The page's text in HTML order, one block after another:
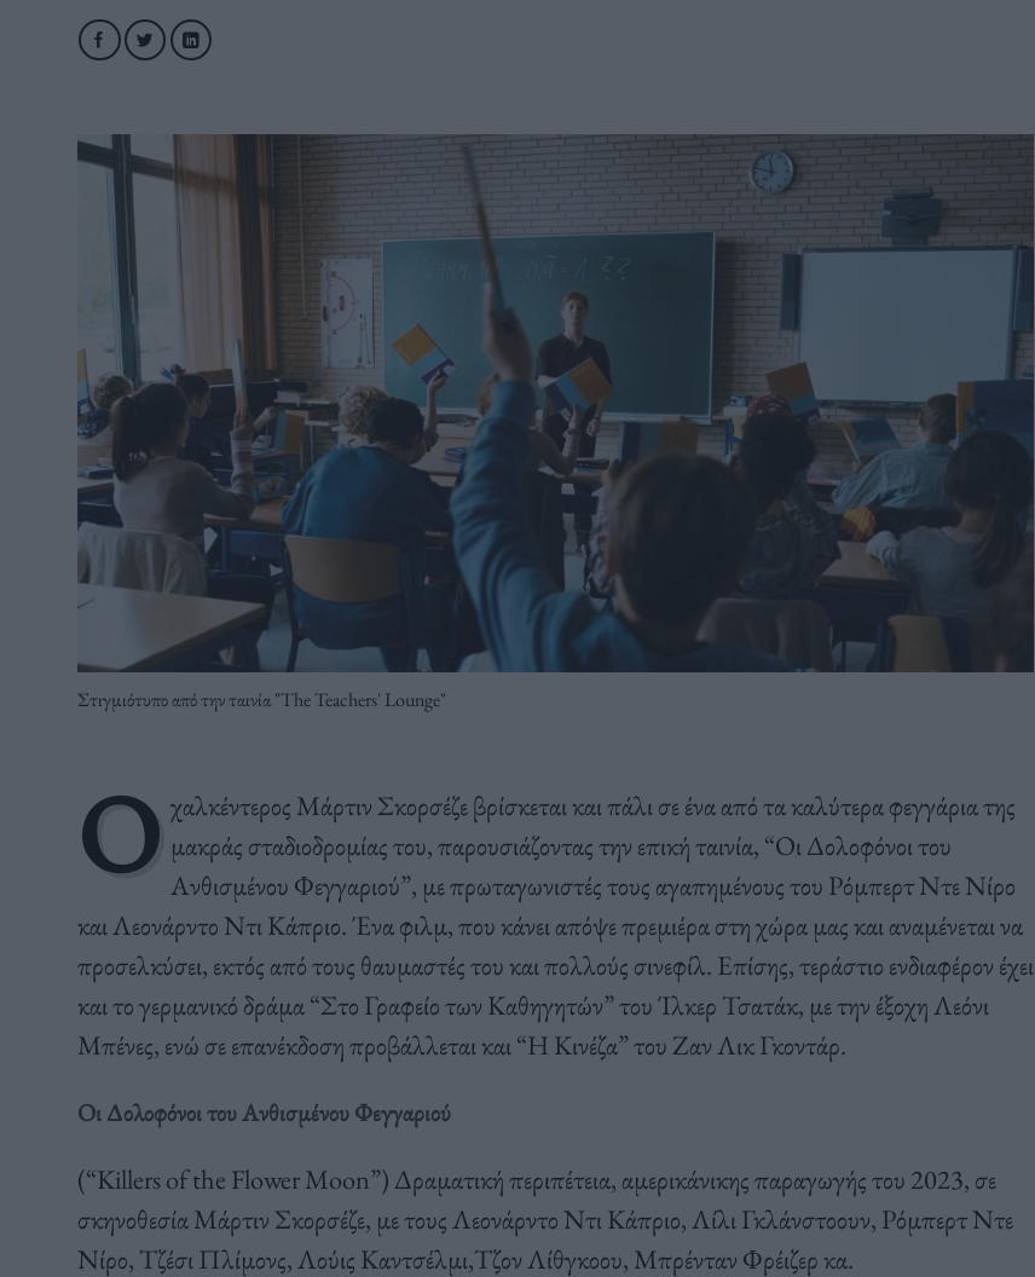
Στιγμιότυπο από την ταινία "The Teachers' Lounge"
Ο χαλκέντερος Μάρτιν Σκορσέζε βρίσκεται και πάλι σε ένα από τα καλύτερα φεγγάρια της
μακράς σταδιοδρομίας του, παρουσιάζοντας την επική ταινία, “Οι Δολοφόνοι του
Ανθισμένου Φεγγαριού”, με πρωταγωνιστές τους αγαπημένους του Ρόμπερτ Ντε Νίρο
και Λεονάρντο Ντι Κάπριο. Ένα φιλμ, που κάνει απόψε πρεμιέρα στη χώρα μας και αναμένεται να
προσελκύσει, εκτός από τους θαυμαστές του και πολλούς σινεφίλ. Επίσης, τεράστιο ενδιαφέρον έχει
και το γερμανικό δράμα “Στο Γραφείο των Καθηγητών” του Ίλκερ Τσατάκ, με την έξοχη Λεόνι
Μπένες, ενώ σε επανέκδοση προβάλλεται και “Η Κινέζα” του Ζαν Λικ Γκοντάρ.
Οι Δολοφόνοι του Ανθισμένου Φεγγαριού
(“Killers of the Flower Moon”) Δραματική περιπέτεια, αμερικάνικης παραγωγής του 2023, σε
σκηνοθεσία Μάρτιν Σκορσέζε, με τους Λεονάρντο Ντι Κάπριο, Λίλι Γκλάνστοουν, Ρόμπερτ Ντε
Νίρο, Τζέσι Πλίμονς, Λούις Καντσέλμι,Τζον Λίθγκοου, Μπρένταν Φρέιζερ κα.